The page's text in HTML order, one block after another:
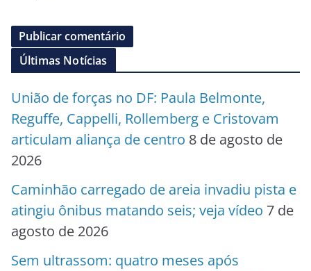
Últimas Notícias
União de forças no DF: Paula Belmonte,
Reguffe, Cappelli, Rollemberg e Cristovam
articulam aliança de centro 8 de agosto de
2026
Caminhão carregado de areia invadiu pista e
atingiu ônibus matando seis; veja vídeo 7 de
agosto de 2026
Sem ultrassom: quatro meses após